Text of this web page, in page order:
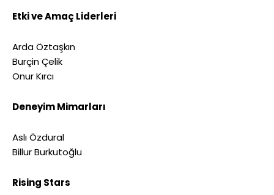
Etki ve Amaç Liderleri
Arda Öztaşkın
Burçin Çelik
Onur Kırcı
Deneyim Mimarları
Aslı Özdural
Billur Burkutoğlu
Rising Stars